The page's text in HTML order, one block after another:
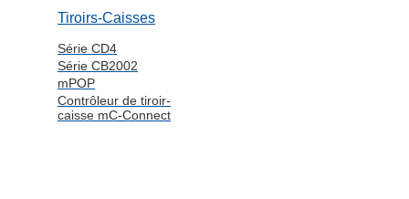
Tiroirs-Caisses
Série CD4
Série CB2002
mPOP
Contrôleur de tiroir-
caisse mC-Connect